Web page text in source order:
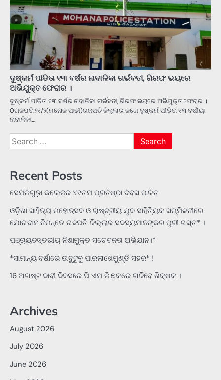
ଦୁଷ୍କର୍ମ ପୀଡିତା ୧୩ ବର୍ଷର ନାବାଳିକା ଗର୍ଭବତୀ, ଗିରଫ ଭୟରେ
ଅଭିଯୁକ୍ତ ଫେରାର ।
ଦୁଷ୍କର୍ମ ପୀଡିତା ୧୩ ବର୍ଷର ନାବାଳିକା ଗର୍ଭବତୀ, ଗିରଫ ଭୟରେ ଅଭିଯୁକ୍ତ ଫେରାର ।
0ଗଜପତି:୨୧/୨(ମନୋଜ ପାଢୀ)ଗଜପତି ଜିଲ୍ଲାର ଜଣେ ଦୁଷ୍କର୍ମ ପୀଡ଼ିତା ୧୩ ବର୍ଷୀୟା
ନାବାଳିକା…
Search
for:
Recent Posts
ସେମିଳିଗୁଡ଼ା କଲେଜର ୪୧ତମ ପ୍ରତିଷ୍ଠା ଦିବସ ପାଳିତ
ଓଡ଼ିଶା ସାହିତ୍ୟ ମହୋତ୍ସବ ଓ ରାଷ୍ଟ୍ରୀୟ ଯୁବ ସାହିତ୍ୟିକ ସମ୍ମିଳନୀରେ
ଯୋଗଦାନ ନିମନ୍ତେ ଗଜପତି ଜିଲ୍ଲାର ସଦସ୍ୟମାନଙ୍କର ପୁରୀ ଗସ୍ତ* ।
ପଞ୍ଚାୟତସ୍ତରୀୟ ନିଶାମୁକ୍ତ ସଚେତନତା ଅଭିଯାନ।*
*ସାମାନ୍ୟ ବର୍ଷାରେ ଉବୁଟୁବୁ ପାରଳାଖେମୁଣ୍ଡି ସହର* !
16 ଅଗଷ୍ଟ ଦାବୀ ଦିବସରେ ପି ଏମ ଜି ଛକରେ ଗର୍ଜିବେ ଶିକ୍ଷକ ।
Archives
August 2026
July 2026
June 2026